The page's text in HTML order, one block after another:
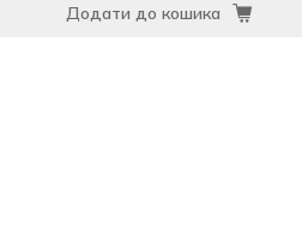
Додати до кошика